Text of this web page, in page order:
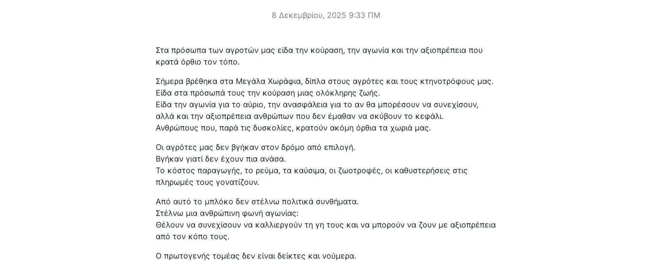
8 Δεκεμβρίου, 2025 9:33 ΠΜ
Στα πρόσωπα των αγροτών μας είδα την κούραση, την αγωνία και την αξιοπρέπεια που
κρατά όρθιο τον τόπο.
Σήμερα βρέθηκα στα Μεγάλα Χωράφια, δίπλα στους αγρότες και τους κτηνοτρόφους μας.
Είδα στα πρόσωπά τους την κούραση μιας ολόκληρης ζωής.
Είδα την αγωνία για το αύριο, την ανασφάλεια για το αν θα μπορέσουν να συνεχίσουν,
αλλά και την αξιοπρέπεια ανθρώπων που δεν έμαθαν να σκύβουν το κεφάλι.
Ανθρώπους που, παρά τις δυσκολίες, κρατούν ακόμη όρθια τα χωριά μας.
Οι αγρότες μας δεν βγήκαν στον δρόμο από επιλογή.
Βγήκαν γιατί δεν έχουν πια ανάσα.
Το κόστος παραγωγής, το ρεύμα, τα καύσιμα, οι ζωοτροφές, οι καθυστερήσεις στις
πληρωμές τους γονατίζουν.
Από αυτό το μπλόκο δεν στέλνω πολιτικά συνθήματα.
Στέλνω μια ανθρώπινη φωνή αγωνίας:
Θέλουν να συνεχίσουν να καλλιεργούν τη γη τους και να μπορούν να ζουν με αξιοπρέπεια
από τον κόπο τους.
Ο πρωτογενής τομέας δεν είναι δείκτες και νούμερα.